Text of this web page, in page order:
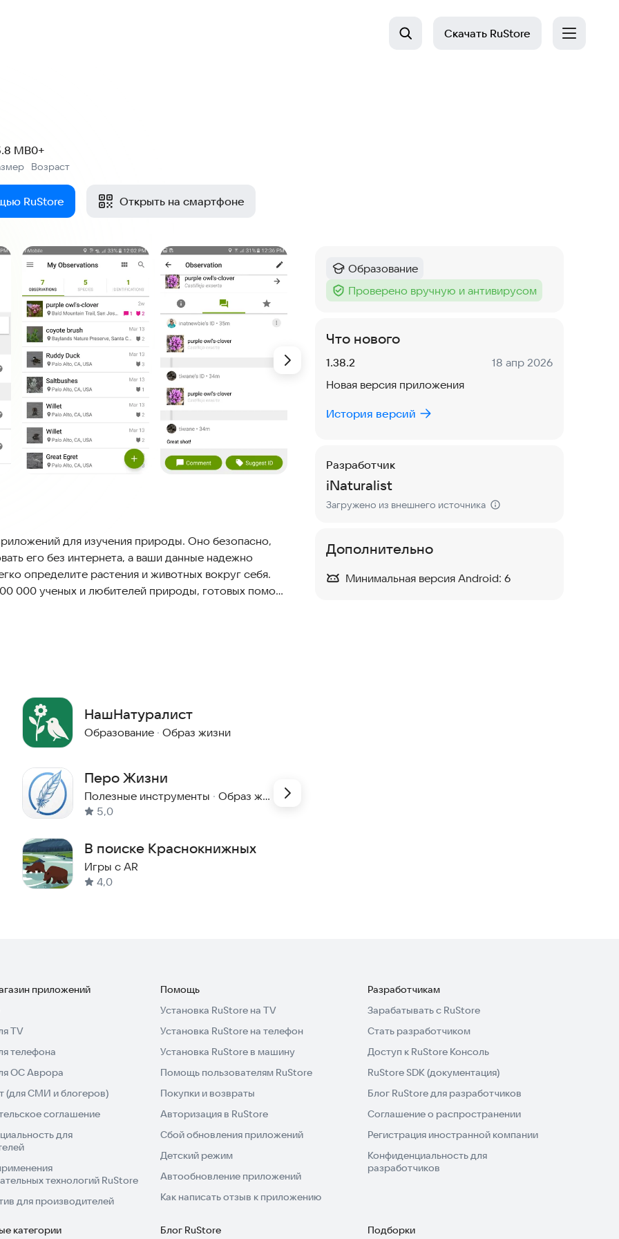
Скачать RuStore
MB
Возраст
0+
RuStore Открыть на смартфоне
для изучения природы. Оно безопасно,
его без интернета, а ваши данные надежно
определите растения и животных вокруг себя.
000 ученых и любителей природы, готовых помочь
и делясь ими, вы создаете ценные научные
сохранением природы. Это совместный проект
сообществом
что вы увидели, от других участников
что они заметили
сайте.
путешествие в мир природы!
НашНатуралист
Образование · Образ жизни
Перо Жизни
Полезные инструменты · Образ жизни
5,0
В поиске Краснокнижных
Игры с AR
4,0
Категория:
Образование
Тег :
Проверено вручную и антивирусом
Что нового
Версия:
1.38.2 Дата:
18 апр 2026
Новая версия приложения
История версий
Разработчик
iNaturalist
Загружено из внешнего источника
Дополнительно
Минимальная версия Android: 6
приложений
TV
телефона
ОС Аврора
(для СМИ и блогеров)
соглашение
для
технологий RuStore
для производителей
Помощь
Установка RuStore на TV
Установка RuStore на телефон
Установка RuStore в машину
Помощь пользователям RuStore
Покупки и возвраты
Авторизация в RuStore
Сбой обновления приложений
Детский режим
Автообновление приложений
Как написать отзыв к приложению
Разработчикам
Зарабатывать с RuStore
Стать разработчиком
Доступ к RuStore Консоль
RuStore SDK (документация)
Блог RuStore для разработчиков
Соглашение о распространении
Регистрация иностранной компании
Конфиденциальность для
разработчиков
категории Блог RuStore Подборки